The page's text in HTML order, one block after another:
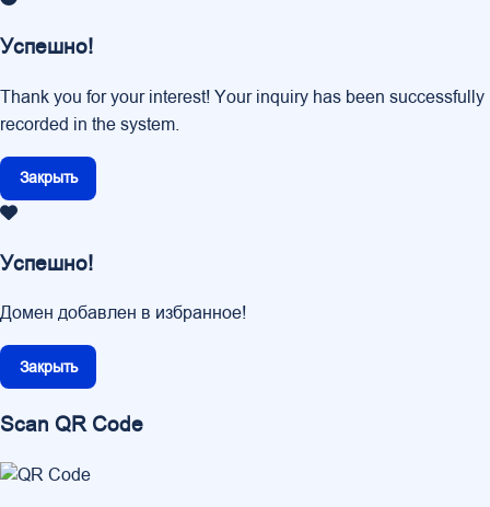
Успешно!
Thank you for your interest! Your inquiry has been successfully
recorded in the system.
Закрыть
Успешно!
Домен добавлен в избранное!
Закрыть
Scan QR Code